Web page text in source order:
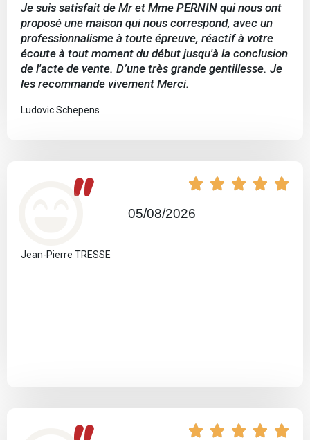
Je suis satisfait de Mr et Mme PERNIN qui nous ont
proposé une maison qui nous correspond, avec un
professionnalisme à toute épreuve, réactif à votre
écoute à tout moment du début jusqu'à la conclusion
de l'acte de vente. D’une très grande gentillesse. Je
les recommande vivement Merci.
Ludovic Schepens
    
" 05/08/2026
Jean-Pierre TRESSE
    